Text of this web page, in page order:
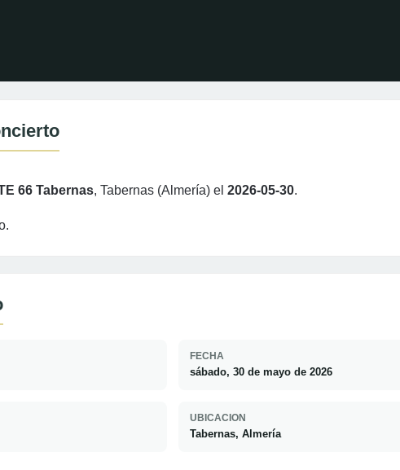
66 Tabernas, Tabernas (Almería) el 2026-05-30.
FECHA
sábado, 30 de mayo de 2026
UBICACION
Tabernas, Almería